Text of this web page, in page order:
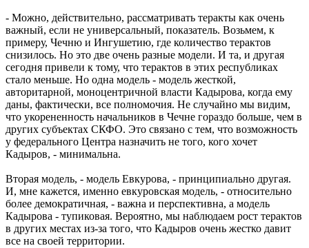
- Можно, действительно, рассматривать теракты как очень
важный, если не универсальный, показатель. Возьмем, к
примеру, Чечню и Ингушетию, где количество терактов
снизилось. Но это две очень разные модели. И та, и другая
сегодня привели к тому, что терактов в этих республиках
стало меньше. Но одна модель - модель жесткой,
авторитарной, моноцентричной власти Кадырова, когда ему
даны, фактически, все полномочия. Не случайно мы видим,
что укорененность начальников в Чечне гораздо больше, чем в
других субъектах СКФО. Это связано с тем, что возможность
у федерального Центра назначить не того, кого хочет
Кадыров, - минимальна.
Вторая модель, - модель Евкурова, - принципиально другая.
И, мне кажется, именно евкуровская модель, - относительно
более демократичная, - важна и перспективна, а модель
Кадырова - тупиковая. Вероятно, мы наблюдаем рост терактов
в других местах из-за того, что Кадыров очень жестко давит
все на своей территории.